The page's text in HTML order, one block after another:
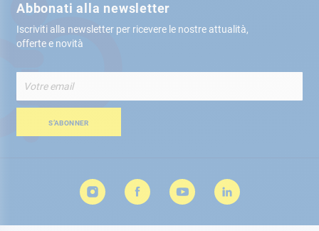
Abbonati alla newsletter
Iscriviti alla newsletter per ricevere le nostre attualità,
offerte e novità
alla
nostra
Newsletter:S’ABONNER